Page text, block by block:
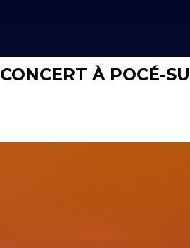
CONCERT À POCÉ-